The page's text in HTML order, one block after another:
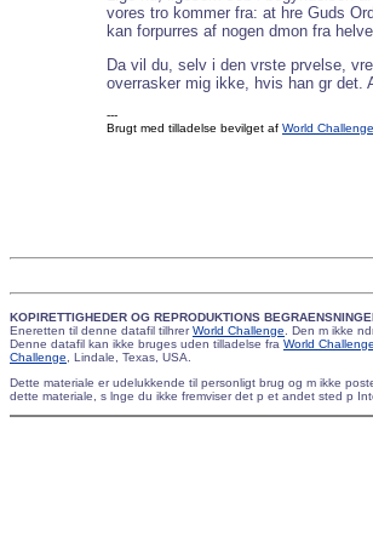
vores tro kommer fra: at hre Guds
kan forpurres af nogen dmon fra
Da vil du, selv i den vrste prvelse,
overrasker mig ikke, hvis han gr det.
---
Brugt med tilladelse bevilget af World Challenge
KOPIRETTIGHEDER OG REPRODUKTIONS
Eneretten til denne datafil tilhrerWorld Challenge . Den m ikke
Denne datafil kan ikke bruges uden tilladelse fra World Challenge
Challenge , Lindale, Texas, USA.
Dette materiale er udelukkende til personligt brug og m ikke
dette materiale, s lnge du ikke fremviser det p et andet sted p